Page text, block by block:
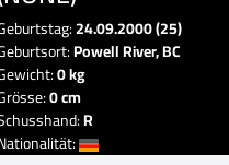
24.09.2000 (25)
Powell River, BC
0 kg
0 cm
R